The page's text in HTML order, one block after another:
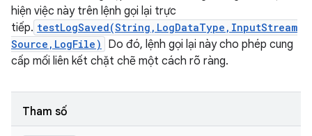
hiện việc này trên lệnh gọi lại trực
tiếp. testLogSaved(String,LogDataType,InputStream
Source,LogFile)
Do đó, lệnh gọi lại này cho phép cung
cấp mối liên kết chặt chẽ một cách rõ ràng.
Tham số